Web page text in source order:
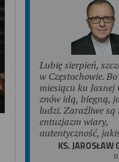
Lubię sierpień,
w Częstochowie.
miesiącu ku Jasnej
znów idą, biegną,
ludzi. Zaraźliwe są
entuzjazm wiary,
autentyczność,
KS. JAROSŁAW